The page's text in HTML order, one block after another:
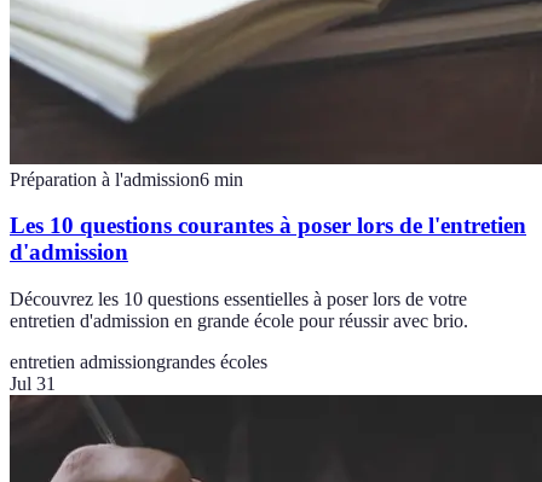
Préparation à l'admission6 min
Les 10 questions courantes à poser lors de l'entretien
d'admission
Découvrez les 10 questions essentielles à poser lors de votre
entretien d'admission en grande école pour réussir avec brio.
entretien admissiongrandes écoles
Jul 31